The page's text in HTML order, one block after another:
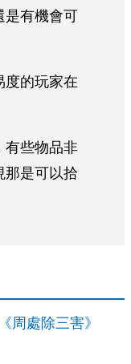
是有機會可
度的玩家在
有些物品非
那是可以拾
周處除三害》